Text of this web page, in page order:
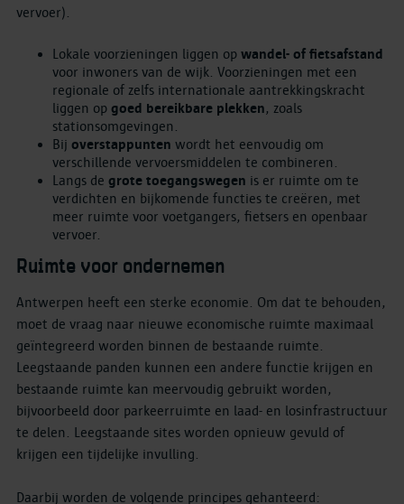
vervoer).
Lokale voorzieningen liggen op wandel- of fietsafstand
voor inwoners van de wijk. Voorzieningen met een
regionale of zelfs internationale aantrekkingskracht
liggen op goed bereikbare plekken, zoals
stationsomgevingen.
Bij overstappunten wordt het eenvoudig om
verschillende vervoersmiddelen te combineren.
Langs de grote toegangswegen is er ruimte om te
verdichten en bijkomende functies te creëren, met
meer ruimte voor voetgangers, fietsers en openbaar
vervoer.
Ruimte voor ondernemen
Antwerpen heeft een sterke economie. Om dat te behouden,
moet de vraag naar nieuwe economische ruimte maximaal
geïntegreerd worden binnen de bestaande ruimte.
Leegstaande panden kunnen een andere functie krijgen en
bestaande ruimte kan meervoudig gebruikt worden,
bijvoorbeeld door parkeerruimte en laad- en losinfrastructuur
te delen. Leegstaande sites worden opnieuw gevuld of
krijgen een tijdelijke invulling.
Daarbij worden de volgende principes gehanteerd: